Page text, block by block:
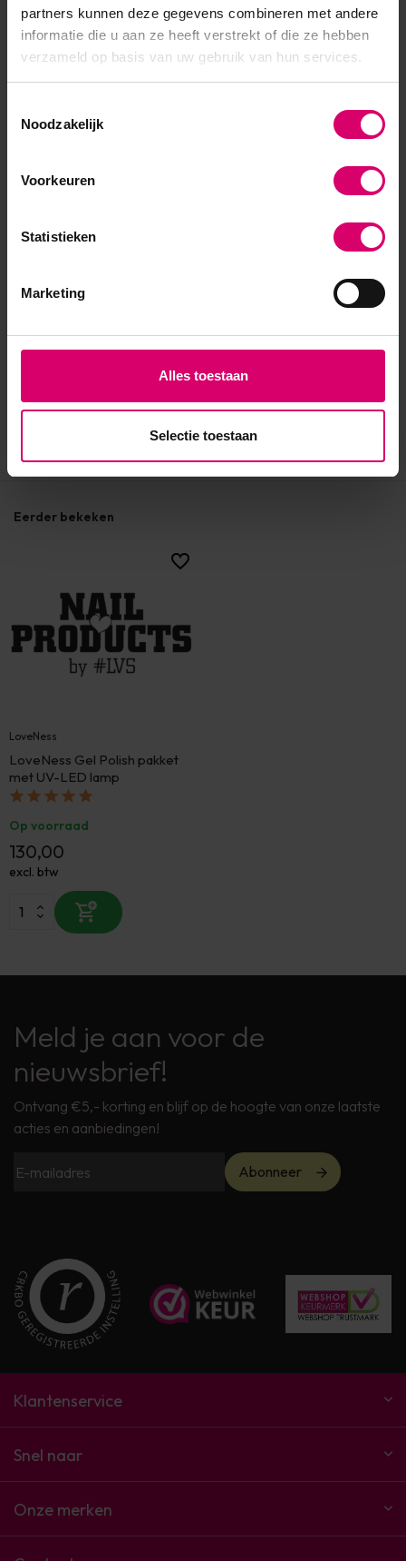
partners kunnen deze gegevens combineren met andere
informatie die u aan ze heeft verstrekt of die ze hebben
verzameld op basis van uw gebruik van hun services.
Noodzakelijk
Voorkeuren
Statistieken
Marketing
Alles toestaan
Selectie toestaan
Gepost door:Esther Reesink op 8
Oktober 2025
Fijne producten om mee te
Schrijf je eigen review
Eerder bekeken
LoveNess
LoveNess Gel Polish pakket
met UV-LED lamp
Op voorraad
130,00
excl. btw
Meld je aan voor de
nieuwsbrief!
Ontvang €5,- korting en blijf op de hoogte van onze laatste
acties en aanbiedingen!
Abonneer
Klantenservice
Snel naar
Onze merken